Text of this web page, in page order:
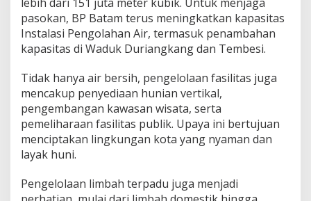
pasokan, BP Batam terus meningkatkan kapasitas
Instalasi Pengolahan Air, termasuk penambahan
kapasitas di Waduk Duriangkang dan Tembesi.
Tidak hanya air bersih, pengelolaan fasilitas juga
mencakup penyediaan hunian vertikal,
pengembangan kawasan wisata, serta
pemeliharaan fasilitas publik. Upaya ini bertujuan
menciptakan lingkungan kota yang nyaman dan
layak huni.
Pengelolaan limbah terpadu juga menjadi